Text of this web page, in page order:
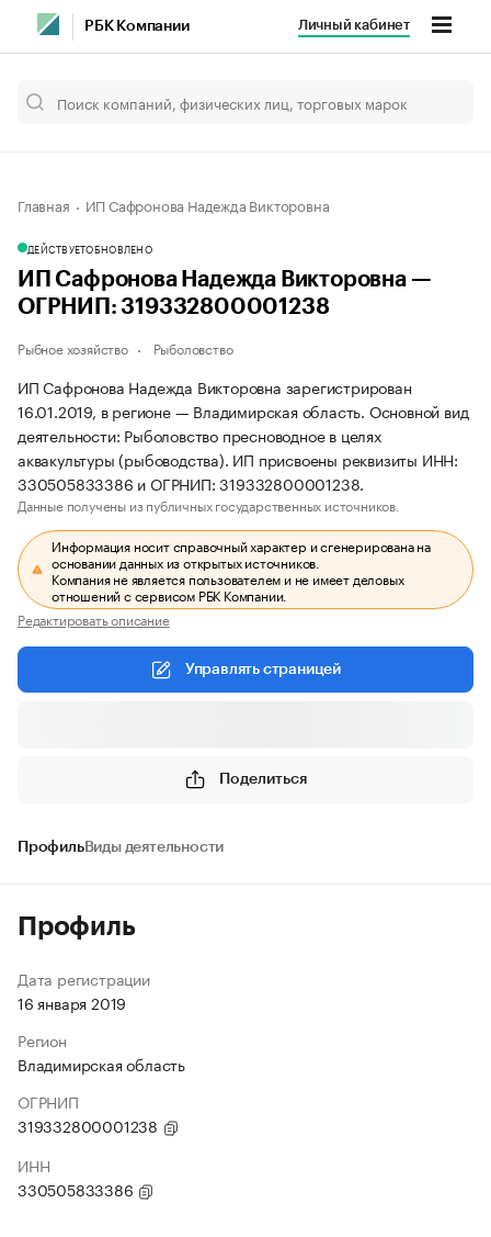
РБК Компании Личный кабинет
Главная ИП Сафронова Надежда Викторовна
ДЕЙСТВУЕТОБНОВЛЕНО
ИП Сафронова Надежда Викторовна —
ОГРНИП: 319332800001238
Рыбное хозяйство Рыболовство
ИП Сафронова Надежда Викторовна зарегистрирован
16.01.2019, в регионе — Владимирская область. Основной вид
деятельности: Рыболовство пресноводное в целях
аквакультуры (рыбоводства). ИП присвоены реквизиты ИНН:
330505833386 и ОГРНИП: 319332800001238.
Данные получены из публичных государственных источников.
Информация носит справочный характер и сгенерирована на
основании данных из открытых источников.
Компания не является пользователем и не имеет деловых
отношений с сервисом РБК Компании.
Редактировать описание
Управлять страницей
Поделиться
ПрофильВиды деятельности
Профиль
Дата регистрации
16 января 2019
Регион
Владимирская область
ОГРНИП
319332800001238
ИНН
330505833386